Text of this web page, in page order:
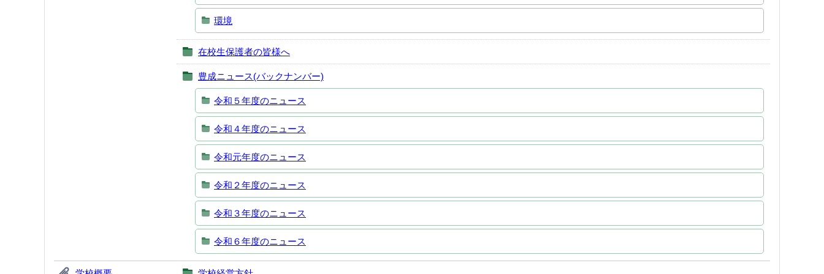
環境
在校生保護者の皆様へ
豊成ニュース(バックナンバー)
令和５年度のニュース
令和４年度のニュース
令和元年度のニュース
令和２年度のニュース
令和３年度のニュース
令和６年度のニュース